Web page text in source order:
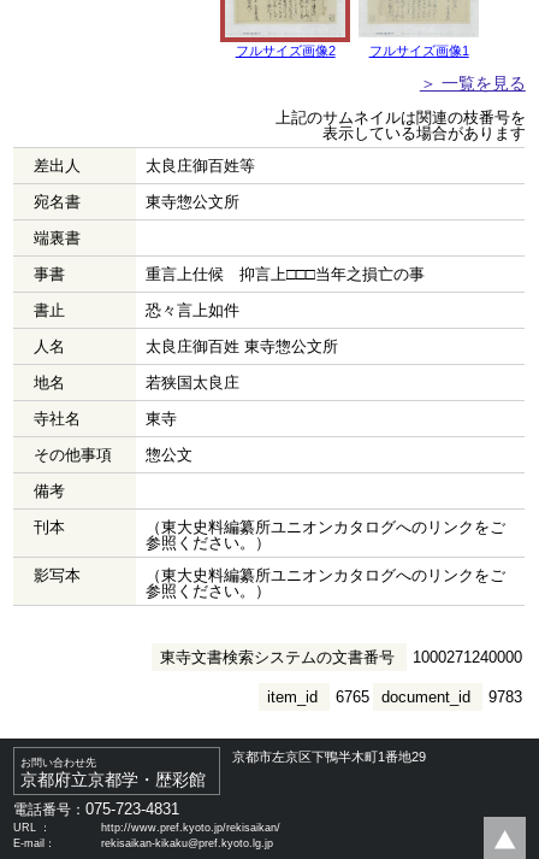
フルサイズ画像2 フルサイズ画像1
＞ 一覧を見る
上記のサムネイルは関連の枝番号を
表示している場合があります
差出人
太良庄御百姓等
宛名書
東寺惣公文所
端裏書
事書
重言上仕候 抑言上□□□当年之損亡の事
書止
恐々言上如件
人名
太良庄御百姓 東寺惣公文所
地名
若狭国太良庄
寺社名
東寺
その他事項
惣公文
備考
刊本
（東大史料編纂所ユニオンカタログへのリンクをご
参照ください。）
影写本
（東大史料編纂所ユニオンカタログへのリンクをご
参照ください。）
東寺文書検索システムの文書番号 1000271240000
document_id 9783
item_id 6765
お問い合わせ先
京都府立京都学・歴彩館
京都市左京区下鴨半木町1番地29
電話番号：075-723-4831
URL ：
http://www.pref.kyoto.jp/rekisaikan/
E-mail：
rekisaikan-kikaku@pref.kyoto.lg.jp